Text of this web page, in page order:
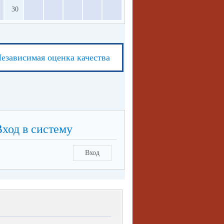
30
оценка качества
в систему
Вход